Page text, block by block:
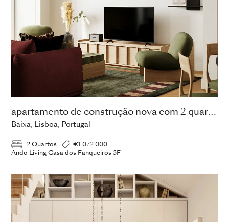
apartamento de construção nova com 2 quartos
Baixa, Lisboa, Portugal
2 Quartos
€1 072 000
Ando Living Casa dos Fanqueiros 3F